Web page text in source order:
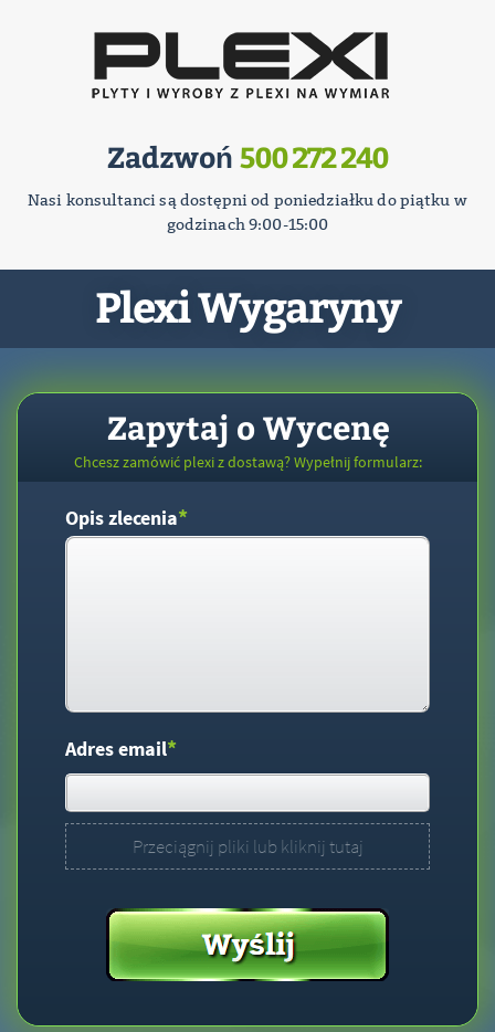
Zadzwoń 500 272 240
Nasi konsultanci są dostępni od poniedziałku do piątku w
godzinach 9:00-15:00
Plexi Wygaryny
Zapytaj o Wycenę
Chcesz zamówić plexi z dostawą? Wypełnij formularz:
Opis zlecenia*
Adres email*
Przeciągnij pliki lub kliknij tutaj